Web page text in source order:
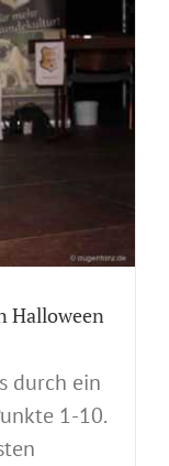
Halloween
durch ein
1-10.